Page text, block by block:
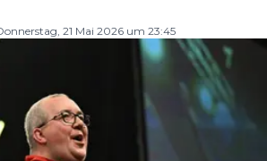
21 Mai 2026 um 23:45